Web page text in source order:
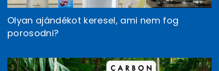
Olyan ajándékot keresel, ami nem fog
porosodni?